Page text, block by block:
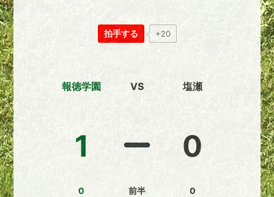
拍手する +20
報徳学園
1
0
VS
前半
塩瀬
0
0